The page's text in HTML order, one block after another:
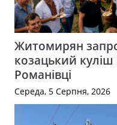
Житомирян
козацький куліш
Романівці
Середа, 5 Серпня, 2026